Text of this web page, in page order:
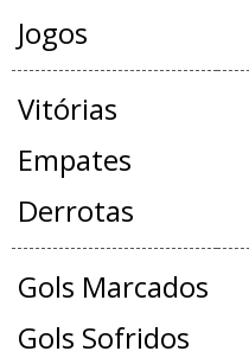
Jogos
Vitórias
Empates
Derrotas
Gols Marcados
Gols Sofridos